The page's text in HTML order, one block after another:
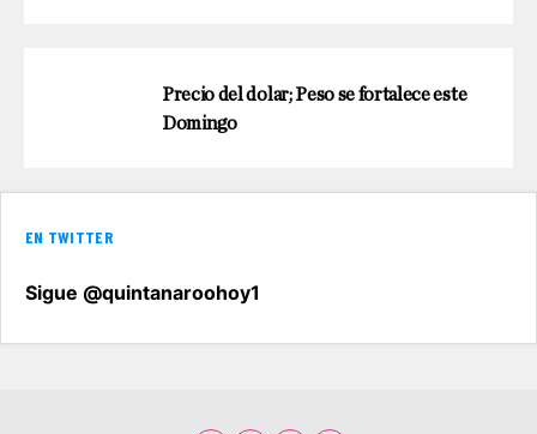
Precio del dolar; Peso se fortalece este
Domingo
EN TWITTER
Sigue @quintanaroohoy1